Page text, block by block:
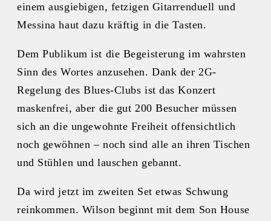
einem ausgiebigen, fetzigen Gitarrenduell und
Messina haut dazu kräftig in die Tasten.
Dem Publikum ist die Begeisterung im wahrsten
Sinn des Wortes anzusehen. Dank der 2G-
Regelung des Blues-Clubs ist das Konzert
maskenfrei, aber die gut 200 Besucher müssen
sich an die ungewohnte Freiheit offensichtlich
noch gewöhnen – noch sind alle an ihren Tischen
und Stühlen und lauschen gebannt.
Da wird jetzt im zweiten Set etwas Schwung
reinkommen. Wilson beginnt mit dem Son House